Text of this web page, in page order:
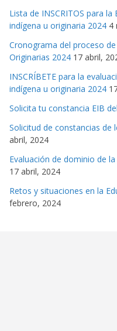
Lista de INSCRITOS para
indígena u originaria 2024 4
Cronograma del proceso
Originarias 2024 17 abril,
INSCRÍBETE para la
indígena u originaria 2024
Solicita tu constancia EIB
Solicitud de constancias de
abril, 2024
Evaluación de dominio de
17 abril, 2024
Retos y situaciones en la
febrero, 2024